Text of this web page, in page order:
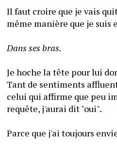
Il faut croire que je vais
même manière que je
Dans ses bras.
Je hoche la tête pour lui
Tant de sentiments
celui qui affirme que peu
requête, j'aurai dit "oui".
Parce que j'ai toujours